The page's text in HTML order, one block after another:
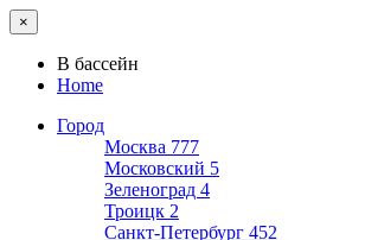
×
В бассейн
Home
Город
Москва 777
Московский 5
Зеленоград 4
Троицк 2
Санкт-Петербург 452